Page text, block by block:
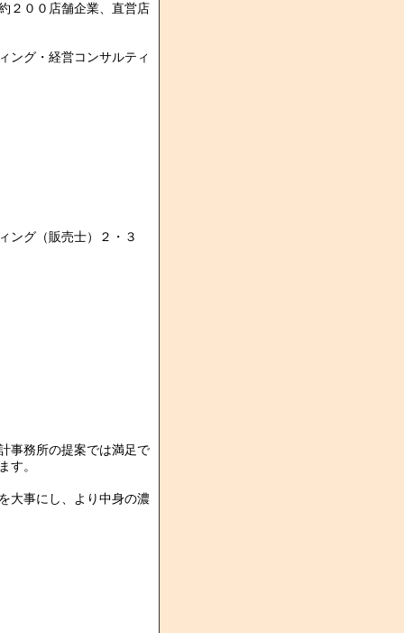
２００店舗企業、直営店
ング・経営コンサルティ
ング（販売士）２・３
事務所の提案では満足で
す。
大事にし、より中身の濃